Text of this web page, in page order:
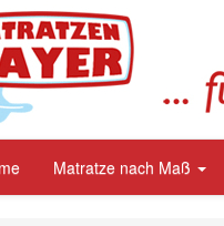
Matratze nach Maß